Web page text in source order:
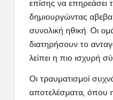
επίσης να επηρεάσει
δημιουργώντας
συνολική ηθική. Οι
διατηρήσουν το
λείπει η πιο ισχυρή
Οι τραυματισμοί
αποτελέσματα, όπου